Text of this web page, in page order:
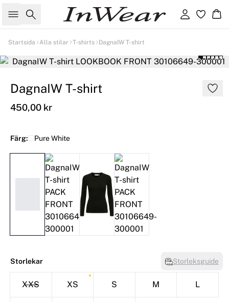
Sök Logga in
Startsida Alla stilar T-shirts DagnaIW T-shirt
DagnaIW T-shirt
450,00 kr
Färg: Pure White
Storlekar Storleksguide
XXS XS S M L